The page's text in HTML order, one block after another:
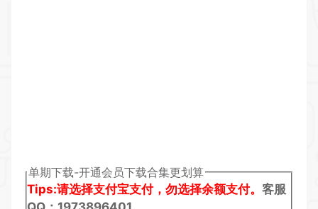
单期下载-开通会员下载合集更划算
Tips:请选择支付宝支付，勿选择余额支付。 客服